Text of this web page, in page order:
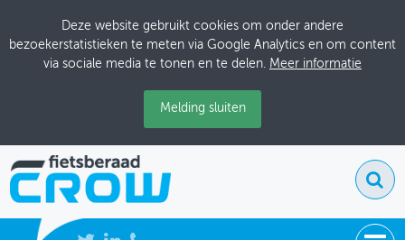
Deze website gebruikt cookies om onder andere
bezoekerstatistieken te meten via Google Analytics en om content
via sociale media te tonen en te delen. Meer informatie
Melding sluiten